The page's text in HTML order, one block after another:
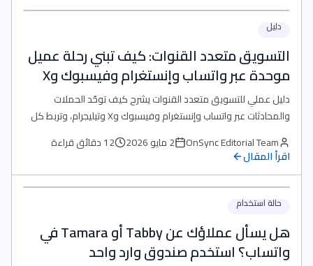
دليل
التسويق متعدد القنوات: كيف تبني رحلة عميل
موحدة عبر واتساب وإنستغرام وفيسبوك وX
دليل عملي للتسويق متعدد القنوات يشرح كيف توحّد الحملات
والمحادثات عبر واتساب وإنستغرام وفيسبوك وX وتيليجرام، وتربط كل
قناة بالتحويل والاحتفاظ من داخل OnSync.
OnSync Editorial Team 2 مايو 2026 12 دقائق قراءة
اقرأ المقال
حالة استخدام
هل يسأل عملاؤك عن Tabby أو Tamara في
واتساب؟ استخدم صندوق وارد واحد